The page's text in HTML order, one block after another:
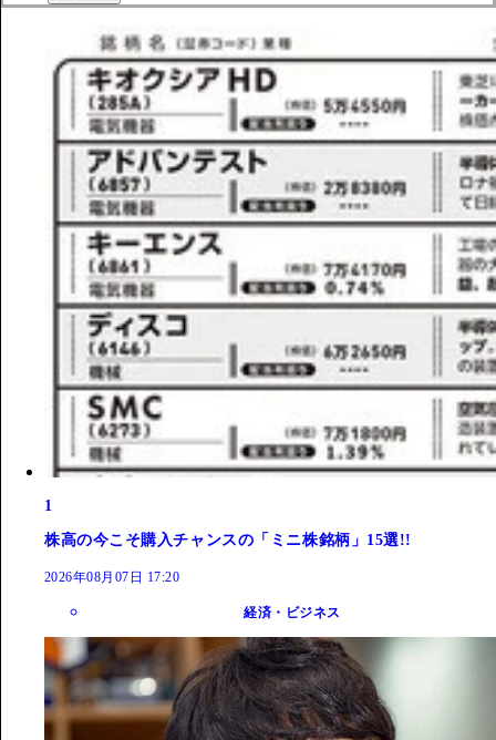
1
株高の今こそ購入チャンスの「ミニ株銘柄」15選!!
2026年08月07日 17:20
経済・ビジネス